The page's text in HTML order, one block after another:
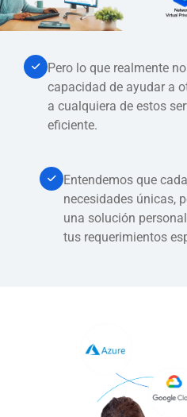
Pero lo que realmente
capacidad de ayudar a
a cualquiera de estos
eficiente.
Entendemos que
necesidades únicas,
una solución
tus requerimientos